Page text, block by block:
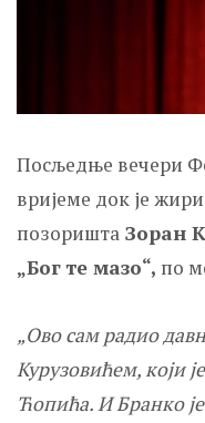
Посљедње вечери
вријеме док је
позоришта Зоран
„Бог те мазо“, по
„Ово сам радио
Курузовићем, који
Ћопића. И Бранко